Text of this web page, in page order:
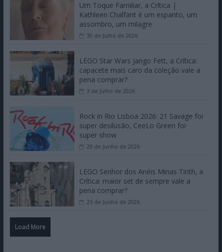
Um Toque Familiar, a Crítica |
Kathleen Chalfant é um espanto, um
assombro, um milagre
30 de Julho de 2026
LEGO Star Wars Jango Fett, a Crítica:
capacete mais caro da coleção vale a
pena comprar?
3 de Julho de 2026
Rock in Rio Lisboa 2026: 21 Savage foi
super desilusão, CeeLo Green foi
super show
29 de Junho de 2026
LEGO Senhor dos Anéis Minas Tirith, a
Crítica: maior set de sempre vale a
pena comprar?
25 de Junho de 2026
Load More